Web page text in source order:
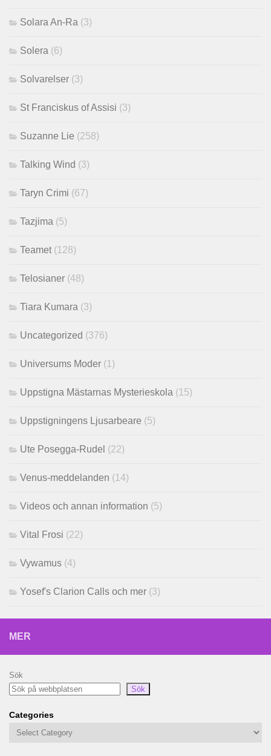
Solara An-Ra (3)
Solera (6)
Solvarelser (3)
St Franciskus of Assisi (3)
Suzanne Lie (258)
Talking Wind (3)
Taryn Crimi (67)
Tazjima (5)
Teamet (128)
Telosianer (48)
Tiara Kumara (3)
Uncategorized (376)
Universums Moder (1)
Uppstigna Mästarnas Mysterieskola (15)
Uppstigningens Ljusarbeare (5)
Ute Posegga-Rudel (22)
Venus-meddelanden (14)
Videos och annan information (5)
Vital Frosi (22)
Vywamus (4)
Yosef's Clarion Calls och mer (3)
MER
Sök
Sök
Categories